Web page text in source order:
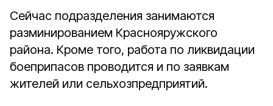
Сейчас подразделения занимаются
разминированием Краснояружского
района. Кроме того, работа по ликвидации
боеприпасов проводится и по заявкам
жителей или сельхозпредприятий.